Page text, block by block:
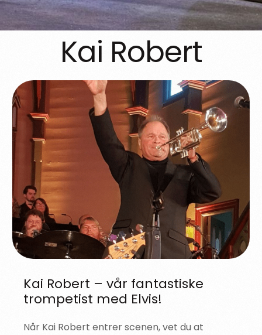
Kai Robert
Kai Robert – vår fantastiske
trompetist med Elvis!
Når Kai Robert entrer scenen, vet du at